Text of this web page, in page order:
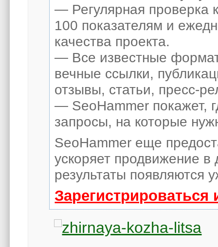
— Регулярная проверка
100 показателям и
качества проекта.
— Все известные
вечные ссылки,
отзывы, статьи, пресс-
— SeoHammer покажет,
запросы, на которые
SeoHammer еще
ускоряет продвижение в
результаты появляются